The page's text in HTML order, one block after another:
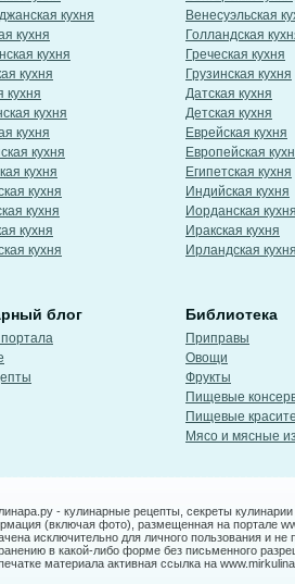
кухня
кухня
кухня
кухня
кухня
кухня
кухня
кухня
кухня
кухня
кухня
кухня
кухня
Венесуэльская
Голландская
Греческая кухня
Грузинская кухня
Датская кухня
Детская кухня
Еврейская кухня
Европейская
Египетская кухня
Индийская кухня
Иорданская кухня
Иракская кухня
Ирландская кухня
блог Библиотека
Приправы
Овощи
Фрукты
Пищевые
Пищевые
Мясо и мясные
- кулинарные рецепты, секреты кулинарии
(включая фото), размещенная на портале
исключительно для личного пользования и
в какой-либо форме без письменного
материала активная ссылка на